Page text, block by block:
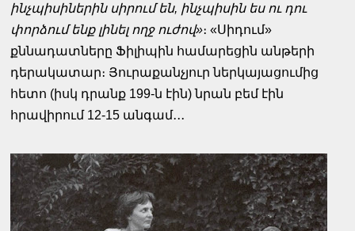
ինչպիսիներին սիրում են, ինչպիսին ես ու դու
փորձում ենք լինել ողջ ուժով»։ «Սիդում»
քննադատները Ֆիլիպին համարեցին անթերի
դերակատար։ Յուրաքանչյուր ներկայացումից
հետո (իսկ դրանք 199-ն էին) նրան բեմ էին
հրավիրում 12-15 անգամ․․․